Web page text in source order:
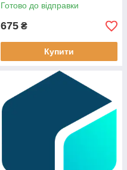
Готово до відправки
675 ₴
Купити